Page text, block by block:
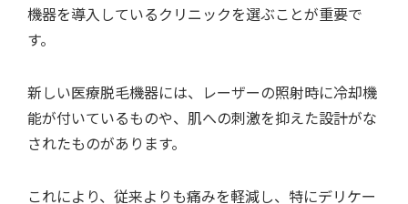
機器を導入しているクリニックを選ぶことが重要で
す。
新しい医療脱毛機器には、レーザーの照射時に冷却機
能が付いているものや、肌への刺激を抑えた設計がな
されたものがあります。
これにより、従来よりも痛みを軽減し、特にデリケー